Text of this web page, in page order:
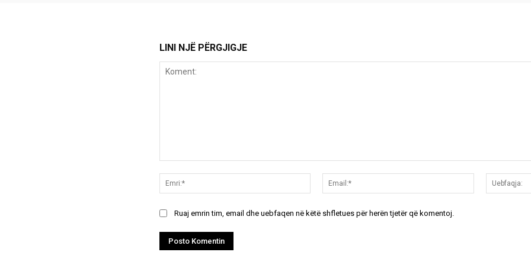
LINI NJË PËRGJIGJE
Emri:*
Email:*
Ruaj emrin tim, email dhe uebfaqen në këtë shfletues për herën tjetër që komentoj.